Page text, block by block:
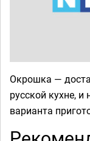
Окрошка —
русской кухне, и
варианта